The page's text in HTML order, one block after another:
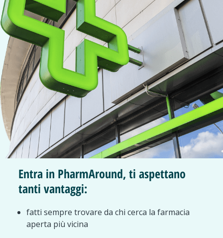
Entra in PharmAround, ti aspettano
tanti vantaggi:
fatti sempre trovare da chi cerca la farmacia
aperta più vicina